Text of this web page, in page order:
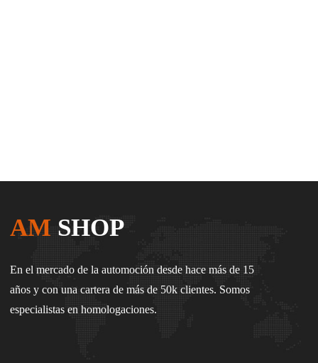
AM SHOP
En el mercado de la automoción desde hace más de 15
años y con una cartera de más de 50k clientes. Somos
especialistas en homologaciones.